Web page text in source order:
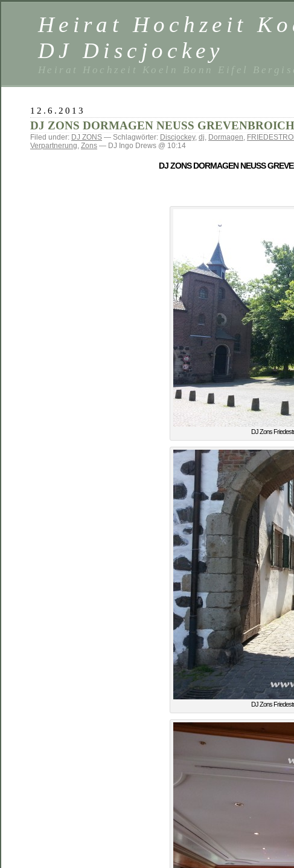
Heirat Hochzeit
DJ Discjockey
Heirat Hochzeit Koeln Bonn Eifel
12.6.2013
DJ ZONS DORMAGEN NEUSS
Filed under: DJ ZONS — Schlagwörter: Discjockey, dj, Dormagen,
Verpartnerung, Zons — DJ Ingo Drews @ 10:14
DJ ZONS DORMAGEN NEUSS
DJ Zons
DJ Zons